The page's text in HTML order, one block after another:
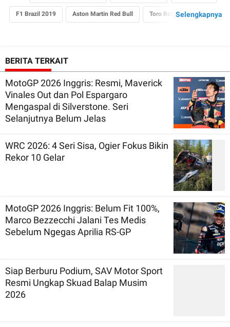
F1 Brazil 2019 Aston Martin Red Bull Toro RossoSelengkapnya
BERITA TERKAIT
MotoGP 2026 Inggris: Resmi, Maverick
Vinales Out dan Pol Espargaro
Mengaspal di Silverstone. Seri
Selanjutnya Belum Jelas
WRC 2026: 4 Seri Sisa, Ogier Fokus Bikin
Rekor 10 Gelar
MotoGP 2026 Inggris: Belum Fit 100%,
Marco Bezzecchi Jalani Tes Medis
Sebelum Ngegas Aprilia RS-GP
Siap Berburu Podium, SAV Motor Sport
Resmi Ungkap Skuad Balap Musim
2026